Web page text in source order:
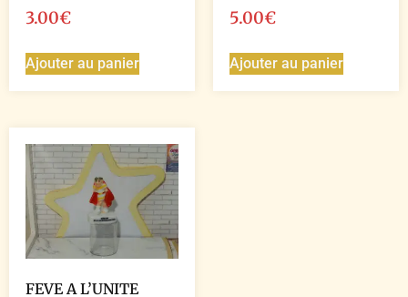
3.00€
Ajouter au panier
5.00€
Ajouter au panier
FEVE A L’UNITE